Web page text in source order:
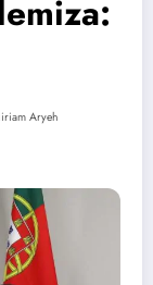
Aryeh